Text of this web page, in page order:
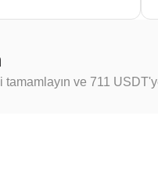
ve 711